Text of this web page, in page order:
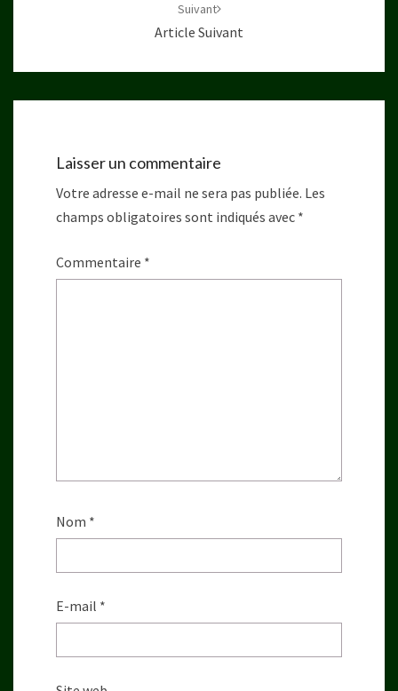
Suivant
Article Suivant
Laisser un commentaire
Votre adresse e-mail ne sera pas publiée. Les
champs obligatoires sont indiqués avec *
Commentaire *
Nom *
E-mail *